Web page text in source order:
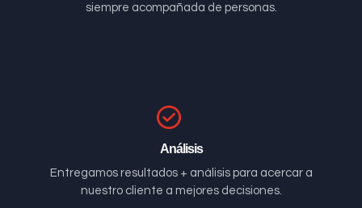
siempre acompañada de personas.
Análisis
Entregamos resultados + análisis para acercar a
nuestro cliente a mejores decisiones.